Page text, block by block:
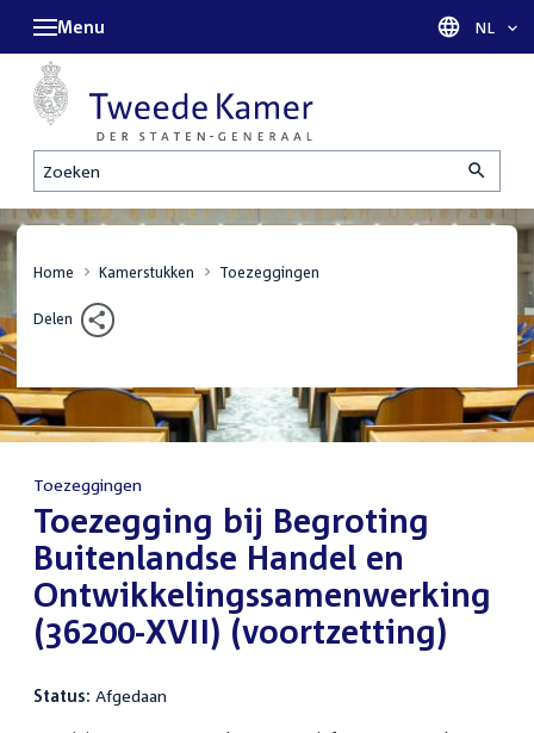
Zoeken
Menu Taal
NL
Home Kamerstukken Toezeggingen
Delen
Toezeggingen
:Toezegging bij Begroting
Buitenlandse Handel en
Ontwikkelingssamenwerking
(36200-XVII) (voortzetting)
Status: Afgedaan